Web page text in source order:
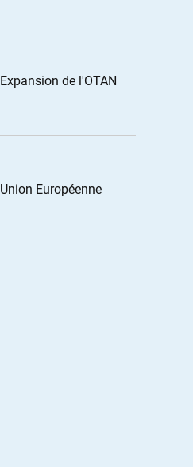
Expansion de l'OTAN
Union Européenne